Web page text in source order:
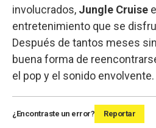
involucrados, Jungle Cruise
entretenimiento que se
Después de tantos meses
buena forma de
el pop y el sonido envolvente.
¿Encontraste un error? Reportar